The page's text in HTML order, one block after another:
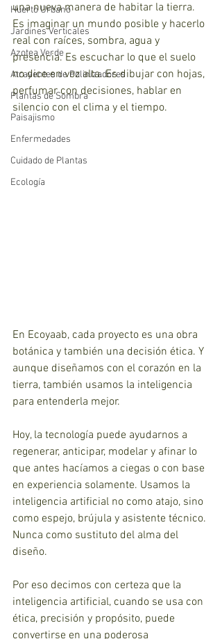
Huerto Urbano
Jardines Verticales
Azotea Verde
Atrayentes de Polinizadores
Plantas de Sombra
Paisajismo
Enfermedades
Cuidado de Plantas
Ecología
una nueva manera de habitar la tierra.
Es imaginar un mundo posible y hacerlo
real con raíces, sombra, agua y
presencia. Es escuchar lo que el suelo
no dice en voz alta. Es dibujar con hojas,
perfumar con decisiones, hablar en
silencio con el clima y el tiempo.
En Ecoyaab, cada proyecto es una obra
botánica y también una decisión ética. Y
aunque diseñamos con el corazón en la
tierra, también usamos la inteligencia
para entenderla mejor.
Hoy, la tecnología puede ayudarnos a
regenerar, anticipar, modelar y afinar lo
que antes hacíamos a ciegas o con base
en experiencia solamente. Usamos la
inteligencia artificial no como atajo, sino
como espejo, brújula y asistente técnico.
Nunca como sustituto del alma del
diseño.
Por eso decimos con certeza que la
inteligencia artificial, cuando se usa con
ética, precisión y propósito, puede
convertirse en una poderosa